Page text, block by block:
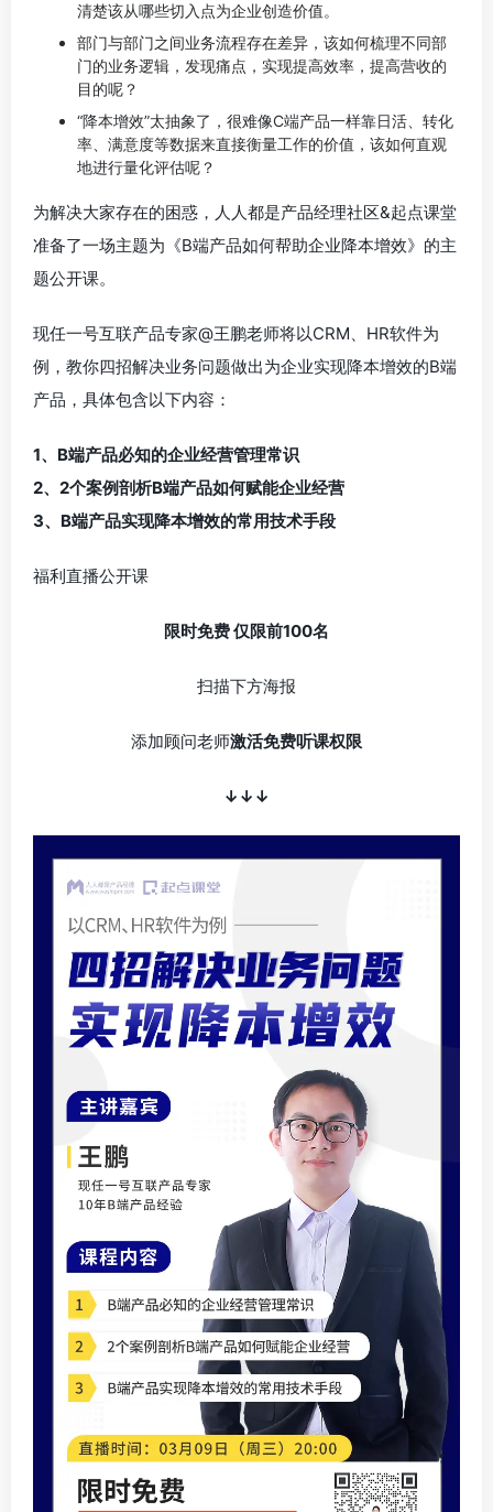
清楚该从哪些切入点为企业创造价值。
部门与部门之间业务流程存在差异，该如何梳理不同部
门的业务逻辑，发现痛点，实现提高效率，提高营收的
目的呢？
“降本增效”太抽象了，很难像C端产品一样靠日活、转化
率、满意度等数据来直接衡量工作的价值，该如何直观
地进行量化评估呢？
为解决大家存在的困惑，人人都是产品经理社区&起点课堂
准备了一场主题为 《B端产品如何帮助企业降本增效》 的主
题公开课。
现任一号互联产品专家@王鹏老师将以CRM、HR软件为
例，教你四招解决业务问题做出为企业实现降本增效的B端
产品，具体包含以下内容：
1、B端产品必知的企业经营管理常识
2、2个案例剖析B端产品如何赋能企业经营
3、B端产品实现降本增效的常用技术手段
福利直播公开课
限时免费 仅限前100名
扫描下方海报
添加顾问老师激活免费听课权限
↓↓↓